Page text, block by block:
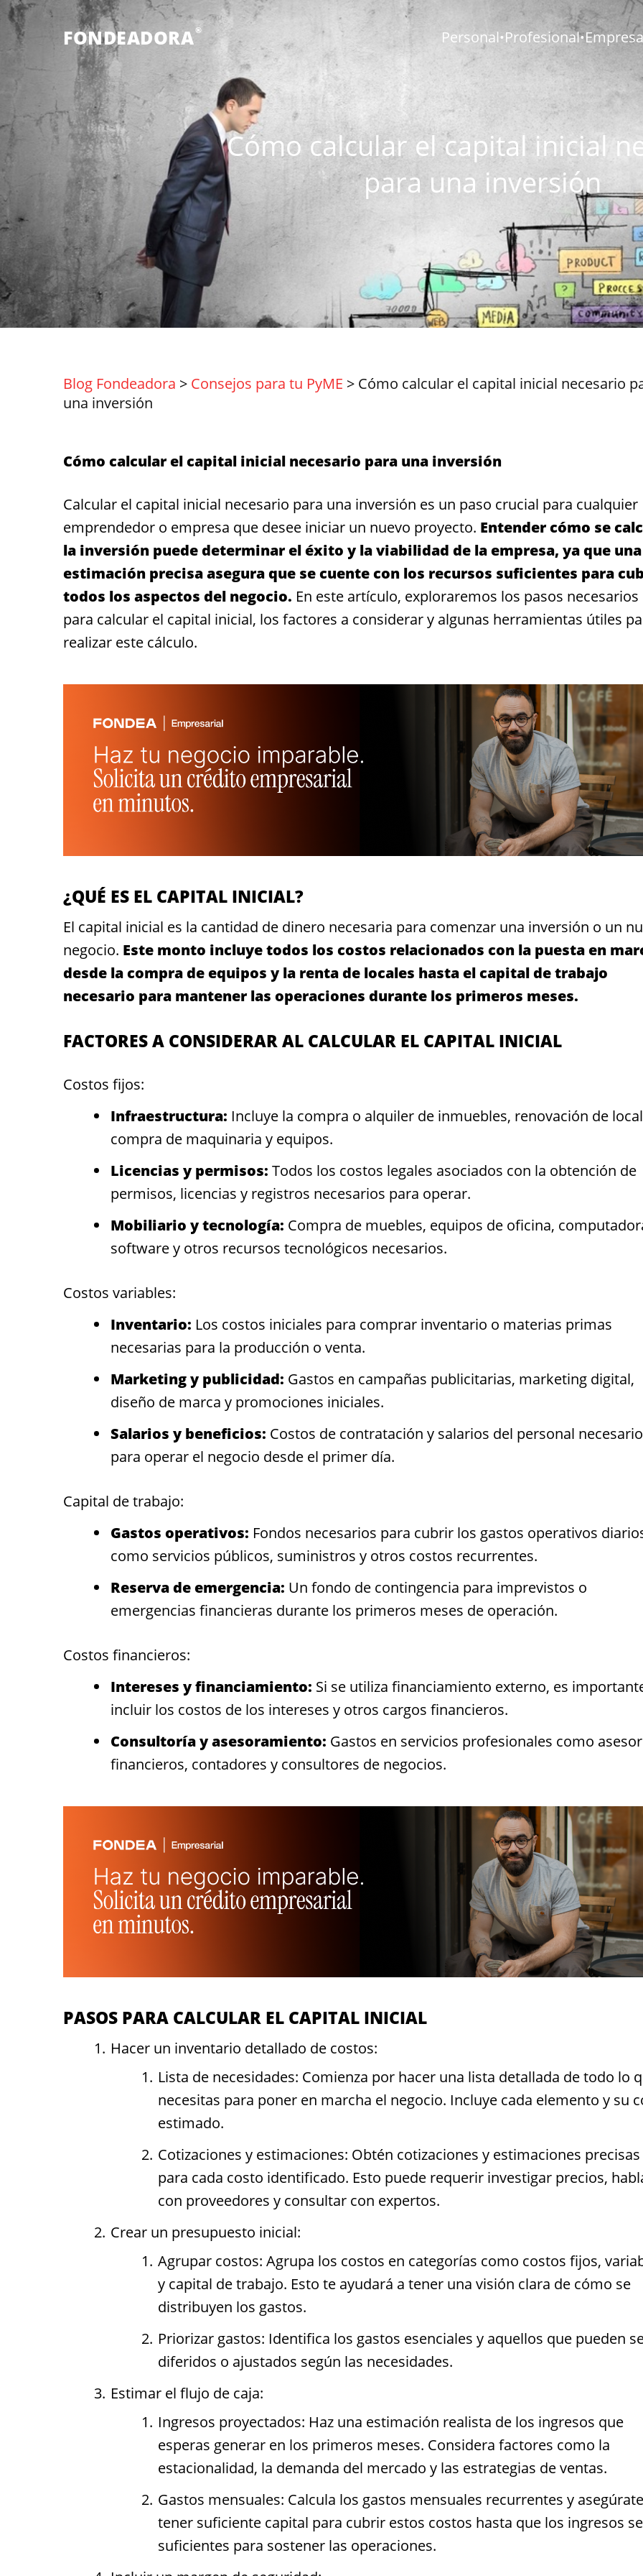
FONDEADORA® Personal•Profesional•
Cómo calcular el capital inicial
para una inversión
Blog Fondeadora > Consejos para tu PyME > Cómo calcular el capital inicial necesario
una inversión
Cómo calcular el capital inicial necesario para una inversión
Calcular el capital inicial necesario para una inversión es un paso crucial para cualquier
emprendedor o empresa que desee iniciar un nuevo proyecto. Entender cómo se
la inversión puede determinar el éxito y la viabilidad de la empresa, ya que una
estimación precisa asegura que se cuente con los recursos suficientes para
todos los aspectos del negocio. En este artículo, exploraremos los pasos necesarios
para calcular el capital inicial, los factores a considerar y algunas herramientas útiles
realizar este cálculo.
¿QUÉ ES EL CAPITAL INICIAL?
El capital inicial es la cantidad de dinero necesaria para comenzar una inversión o un
negocio. Este monto incluye todos los costos relacionados con la puesta en
desde la compra de equipos y la renta de locales hasta el capital de trabajo
necesario para mantener las operaciones durante los primeros meses.
FACTORES A CONSIDERAR AL CALCULAR EL CAPITAL INICIAL
Costos fijos:
Infraestructura: Incluye la compra o alquiler de inmuebles, renovación de
compra de maquinaria y equipos.
Licencias y permisos: Todos los costos legales asociados con la obtención de
permisos, licencias y registros necesarios para operar.
Mobiliario y tecnología: Compra de muebles, equipos de oficina,
software y otros recursos tecnológicos necesarios.
Costos variables:
Inventario: Los costos iniciales para comprar inventario o materias primas
necesarias para la producción o venta.
Marketing y publicidad: Gastos en campañas publicitarias, marketing digital,
diseño de marca y promociones iniciales.
Salarios y beneficios: Costos de contratación y salarios del personal necesario
para operar el negocio desde el primer día.
Capital de trabajo:
Gastos operativos: Fondos necesarios para cubrir los gastos operativos
como servicios públicos, suministros y otros costos recurrentes.
Reserva de emergencia: Un fondo de contingencia para imprevistos o
emergencias financieras durante los primeros meses de operación.
Costos financieros:
Intereses y financiamiento: Si se utiliza financiamiento externo, es
incluir los costos de los intereses y otros cargos financieros.
Consultoría y asesoramiento: Gastos en servicios profesionales como
financieros, contadores y consultores de negocios.
PASOS PARA CALCULAR EL CAPITAL INICIAL
Hacer un inventario detallado de costos:
Lista de necesidades: Comienza por hacer una lista detallada de todo lo
necesitas para poner en marcha el negocio. Incluye cada elemento y su
estimado.
Cotizaciones y estimaciones: Obtén cotizaciones y estimaciones precisas
para cada costo identificado. Esto puede requerir investigar precios,
con proveedores y consultar con expertos.
Crear un presupuesto inicial:
Agrupar costos: Agrupa los costos en categorías como costos fijos,
y capital de trabajo. Esto te ayudará a tener una visión clara de cómo se
distribuyen los gastos.
Priorizar gastos: Identifica los gastos esenciales y aquellos que pueden
diferidos o ajustados según las necesidades.
Estimar el flujo de caja:
Ingresos proyectados: Haz una estimación realista de los ingresos que
esperas generar en los primeros meses. Considera factores como la
estacionalidad, la demanda del mercado y las estrategias de ventas.
Gastos mensuales: Calcula los gastos mensuales recurrentes y
tener suficiente capital para cubrir estos costos hasta que los ingresos
suficientes para sostener las operaciones.